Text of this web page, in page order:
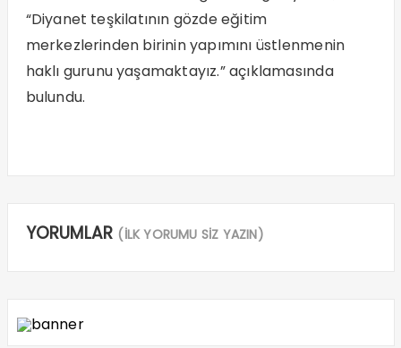
“Diyanet teşkilatının gözde eğitim
merkezlerinden birinin yapımını üstlenmenin
haklı gurunu yaşamaktayız.” açıklamasında
bulundu.
YORUMLAR (İLK YORUMU SİZ YAZIN)